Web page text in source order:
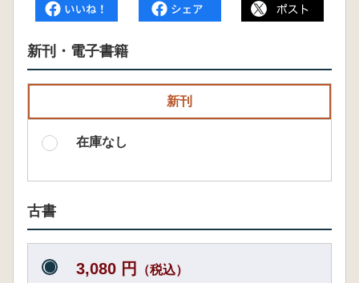
新刊・電子書籍
新刊
在庫なし
古書
3,080 円 （税込）